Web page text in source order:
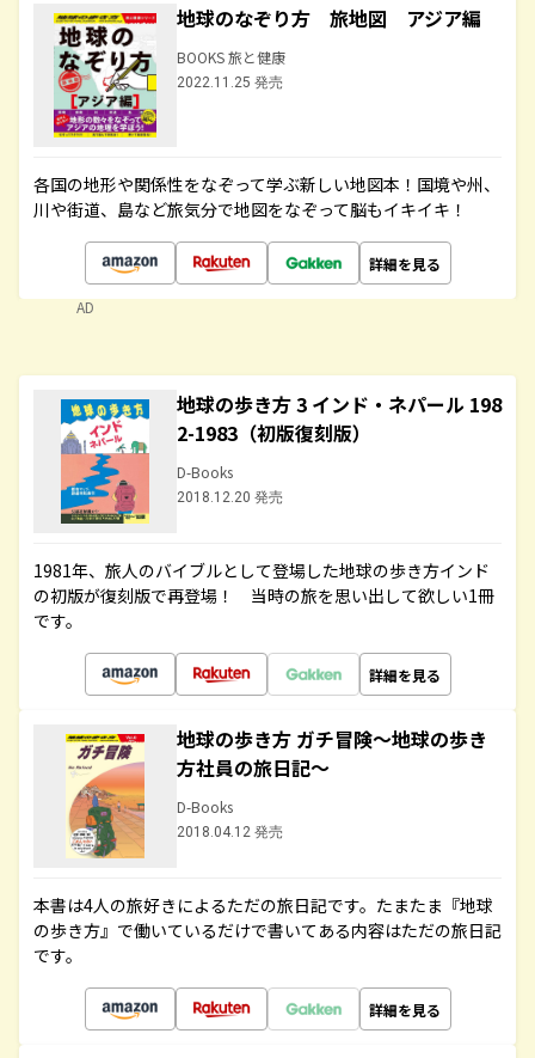
地球のなぞり方 旅地図 アジア編
BOOKS 旅と健康
2022.11.25 発売
各国の地形や関係性をなぞって学ぶ新しい地図本！国境や州、
川や街道、島など旅気分で地図をなぞって脳もイキイキ！
詳細を見る
AD
地球の歩き方 3 インド・ネパール 198
2-1983（初版復刻版）
D-Books
2018.12.20 発売
1981年、旅人のバイブルとして登場した地球の歩き方インド
の初版が復刻版で再登場！ 当時の旅を思い出して欲しい1冊
です。
詳細を見る
地球の歩き方 ガチ冒険～地球の歩き
方社員の旅日記～
D-Books
2018.04.12 発売
本書は4人の旅好きによるただの旅日記です。たまたま『地球
の歩き方』で働いているだけで書いてある内容はただの旅日記
です。
詳細を見る